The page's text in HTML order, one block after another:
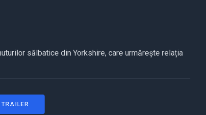
sălbatice din Yorkshire, care urmărește relația
TRAILER